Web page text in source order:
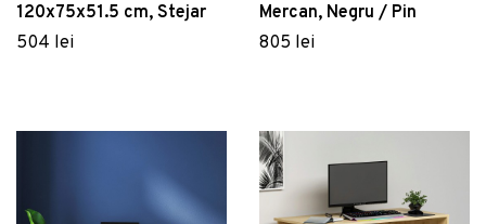
120x75x51.5 cm, Stejar
504 lei
Mercan, Negru / Pin
805 lei